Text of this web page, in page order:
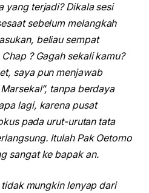
yang terjadi? Dikala sesi
sebelum melangkah
beliau sempat
? Gagah sekali kamu?
saya pun menjawab
tanpa berdaya
lagi, karena pusat
pada urut-urutan tata
Itulah Pak Oetomo
sangat ke bapak an.
mungkin lenyap dari